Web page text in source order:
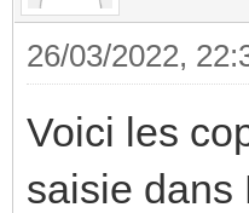
26/03/2022,
Voici les
saisie